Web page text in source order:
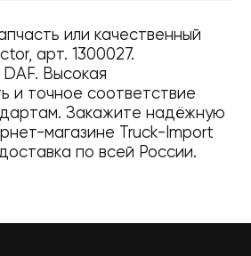
или качественный
, арт. 1300027.
DAF. Высокая
и точное соответствие
Закажите надёжную
магазине Truck-Import
по всей России.